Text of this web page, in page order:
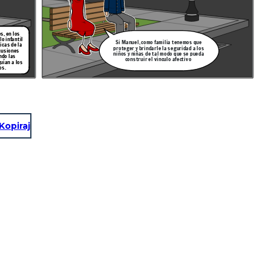
en los
infantil
de la
las
a los
Si Manuel, como familia tenemos que
proteger y brindarle la seguridad a los
niños y niñas de tal modo que se pueda
construir el vinculo afectivo
Kopiraj